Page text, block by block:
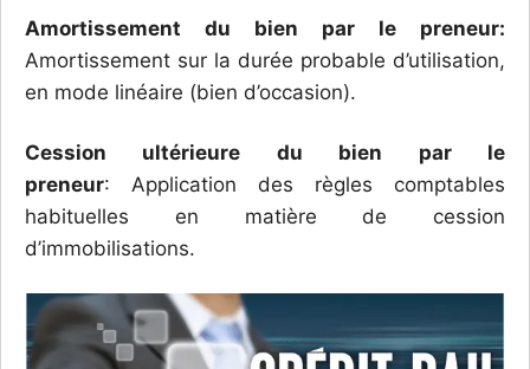
Amortissement du bien par le preneur:
Amortissement sur la durée probable d’utilisation,
en mode linéaire (bien d’occasion).
Cession ultérieure du bien par le
preneur: Application des règles comptables
habituelles en matière de cession
d’immobilisations.